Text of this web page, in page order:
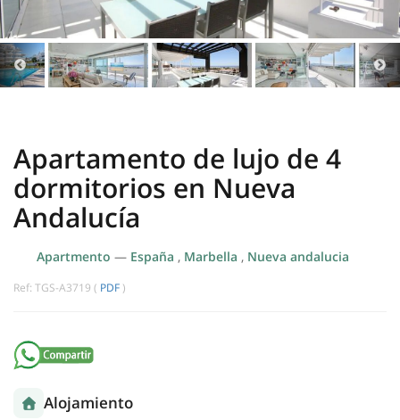
Apartamento de lujo de 4
dormitorios en Nueva
Andalucía
Apartmento — España , Marbella , Nueva andalucia
Ref: TGS-A3719 ( PDF )
Alojamiento